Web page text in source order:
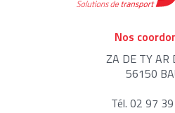
Nos
ZA DE TY AR
56150
Tél. 02 97